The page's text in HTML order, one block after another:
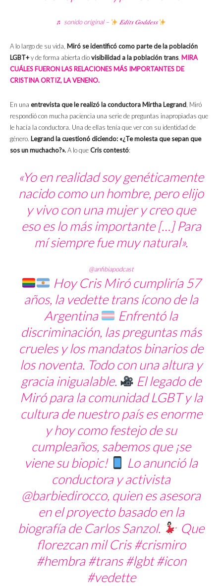
♬ sonido original – 𝐸𝑑𝑖𝑡𝑠 𝐺𝑜𝑑𝑑𝑒𝑠𝑠
A lo largo de su vida, Miró se identificó como parte de la población
LGBT+y de forma abierta diovisibilidad a la población trans. MIRA
CUÁLES FUERON LAS RELACIONES MÁS IMPORTANTES DE
CRISTINA ORTIZ, LA VENENO.
En una entrevista que le realizó la conductora Mirtha Legrand, Miró
respondió con mucha paciencia una serie de preguntas inapropiadas que
le hacía la conductora. Una de ellas tenía que ver con su identidad de
género. Legrand la cuestionó diciendo: «¿Te molesta que sepan que
sos un muchacho?».A lo queCris contestó:
«Yo en realidad soy genéticamente
nacido como un hombre, pero elijo
y vivo con una mujer y creo que
eso es lo más importante […] Para
mí siempre fue muy natural».
@anfibiapodcast
Hoy Cris Miró cumpliría 57
años, la vedette trans ícono de la
Argentina
Enfrentó la
discriminación, las preguntas más
crueles y los mandatos binarios de
los noventa. Todo con una altura y
gracia inigualable.
El legado de
Miró para la comunidad LGBT y la
cultura de nuestro país es enorme
y hoy como festejo de su
cumpleaños, sabemos que ¡se
viene su biopic!
Lo anunció la
conductora y activista
@barbiedirocco, quien es asesora
en el proyecto basado en la
biografía de Carlos Sanzol.
Que
florezcan mil Cris#crismiro
#hembra #trans #lgbt #icon
#vedette